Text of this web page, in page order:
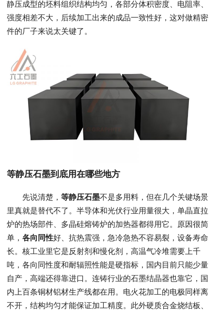
静压成型的坯料组织结构均匀，各部分体积密度、电阻率、
强度相差不大，后续加工出来的成品一致性好，这对做精密
件的厂子来说太关键了。
等静压石墨到底用在哪些地方
先说清楚， 等静压石墨不是多用料，但在几个关键场景
里真就是替代不了。半导体和光伏行业用量很大，单晶直拉
炉的热场部件、多晶硅熔铸炉的加热器都得用它。原因很简
单， 各向同性好、抗热震强，急冷急热不容易裂，设备寿命
长。核工业里它是反射剂和慢化剂，高温气冷堆需要上千
吨，各向同性度和耐辐照性能是硬指标，国内目前只能少量
自产，高端还得靠进口。连铸行业的石墨结晶器也靠它，国
内上百条铜材铝材生产线都在用。电火花加工的电极同样离
不开，结构均匀才能保证加工精度。此外硬质合金烧结板、